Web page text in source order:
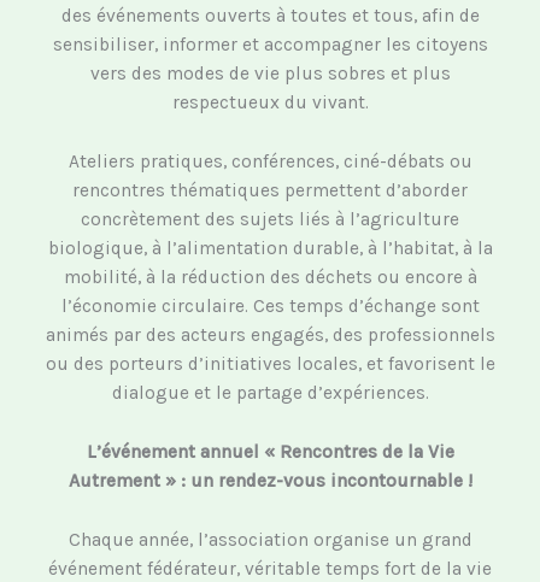
des événements ouverts à toutes et tous, afin de
sensibiliser, informer et accompagner les citoyens
vers des modes de vie plus sobres et plus
respectueux du vivant.
Ateliers pratiques, conférences, ciné-débats ou
rencontres thématiques permettent d’aborder
concrètement des sujets liés à l’agriculture
biologique, à l’alimentation durable, à l’habitat, à la
mobilité, à la réduction des déchets ou encore à
l’économie circulaire. Ces temps d’échange sont
animés par des acteurs engagés, des professionnels
ou des porteurs d’initiatives locales, et favorisent le
dialogue et le partage d’expériences.
L’événement annuel « Rencontres de la Vie
Autrement » : un rendez-vous incontournable !
Chaque année, l’association organise un grand
événement fédérateur, véritable temps fort de la vie